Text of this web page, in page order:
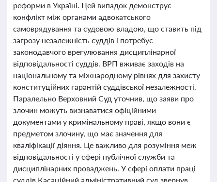
реформи в Україні. Цей випадок демонструє
конфлікт між органами адвокатського
самоврядування та судовою владою, що ставить під
загрозу незалежність суддів і потребує
законодавчого врегулювання дисциплінарної
відповідальності суддів. ВРП вживає заходів на
національному та міжнародному рівнях для захисту
конституційних гарантій суддівської незалежності.
Паралельно Верховний Суд уточнив, що заяви про
злочин можуть визнаватися офіційними
документами у кримінальному праві, якщо вони є
предметом злочину, що має значення для
кваліфікації діяння. Це важливо для розуміння меж
відповідальності у сфері публічної служби та
дисциплінарних проваджень. У сфері оплати праці
суддів Касаційний адміністративний суд звернув